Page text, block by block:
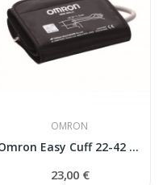
OMRON
Omron Easy Cuff 22-42 cm asinsspiediena...
23,00 €